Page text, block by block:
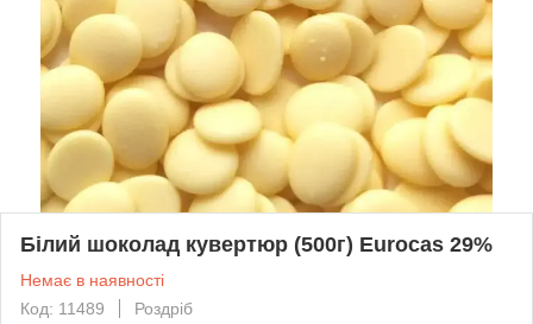
Білий шоколад кувертюр (500г) Eurocas 29%
Немає в наявності
Код: 11489
Роздріб